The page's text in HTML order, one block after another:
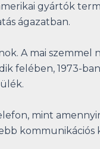
gyártók
ágazatban.
A mai
felében, 1973-
mint